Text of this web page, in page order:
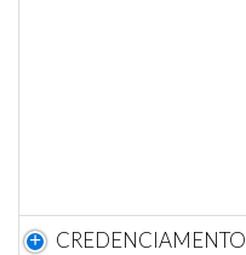
CREDENCIAMENTO